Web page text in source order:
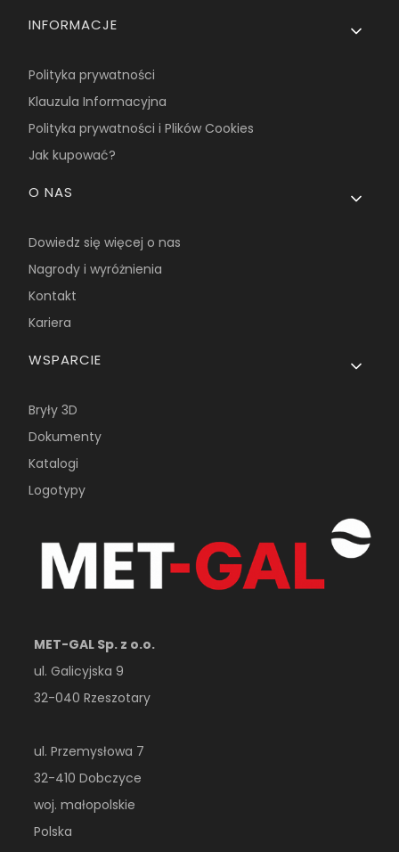
INFORMACJE
Polityka prywatności
Klauzula Informacyjna
Polityka prywatności i Plików Cookies
Jak kupować?
O NAS
Dowiedz się więcej o nas
Nagrody i wyróżnienia
Kontakt
Kariera
WSPARCIE
Bryły 3D
Dokumenty
Katalogi
Logotypy
MET-GAL Sp. z o.o.
ul. Galicyjska 9
32-040 Rzeszotary
ul. Przemysłowa 7
32-410 Dobczyce
woj. małopolskie
Polska